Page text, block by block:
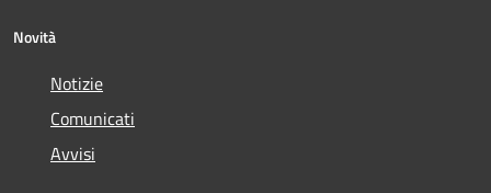
Novità
Notizie
Comunicati
Avvisi